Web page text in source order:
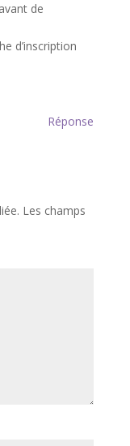
de
d’inscription
Réponse
Les champs